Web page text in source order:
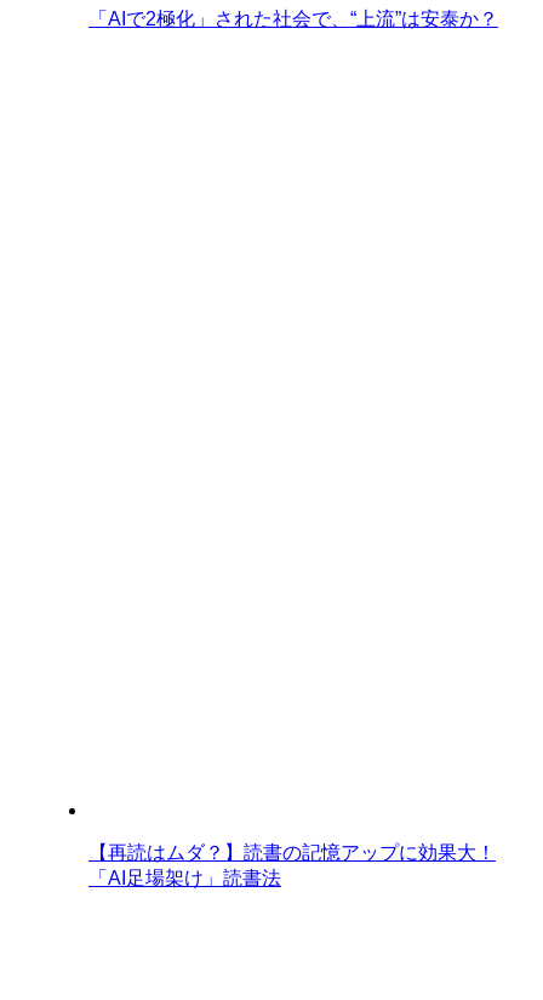
「AIで2極化」された社会で、“上流”は安泰か？
【再読はムダ？】読書の記憶アップに効果大！
「AI足場架け」読書法